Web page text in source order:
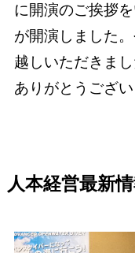
に開演のご挨拶
が開演しました
越しいただきま
ありがとうござい
人本経営最新